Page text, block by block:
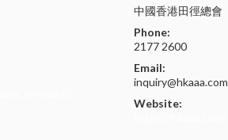
中國香港田徑總會
Phone:
2177 2600
Email:
inquiry@hkaaa.com
Website: